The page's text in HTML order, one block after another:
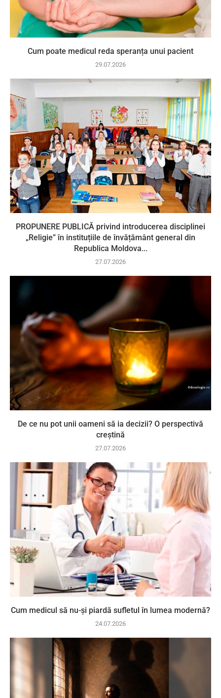
Cum poate medicul reda speranța unui pacient
29.07.2026
PROPUNERE PUBLICĂ privind introducerea disciplinei
„Religie” în instituțiile de învățământ general din
Republica Moldova...
27.07.2026
De ce nu pot unii oameni să ia decizii? O perspectivă
creștină
27.07.2026
Cum medicul să nu-și piardă sufletul în lumea modernă?
24.07.2026